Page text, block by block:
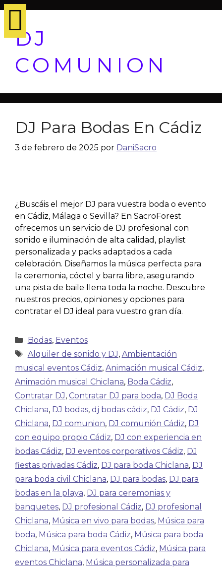
DJ
COMUNION
DJ Para Bodas En Cádiz
3 de febrero de 2025 por DaniSacro
¿Buscáis el mejor DJ para vuestra boda o evento
en Cádiz, Málaga o Sevilla? En SacroForest
ofrecemos un servicio de DJ profesional con
sonido e iluminación de alta calidad, playlist
personalizada y packs adaptados a cada
celebración. Diseñamos la música perfecta para
la ceremonia, cóctel y barra libre, asegurando
una pista de baile llena toda la noche. Descubre
nuestros precios, opiniones y opciones para
contratar el DJ ideal para vuestro gran día.
Bodas, Eventos
Alquiler de sonido y DJ, Ambientación
musical eventos Cádiz, Animación musical Cádiz,
Animación musical Chiclana, Boda Cádiz,
Contratar DJ, Contratar DJ para boda, DJ Boda
Chiclana, DJ bodas, dj bodas cádiz, DJ Cádiz, DJ
Chiclana, DJ comunion, DJ comunión Cádiz, DJ
con equipo propio Cádiz, DJ con experiencia en
bodas Cádiz, DJ eventos corporativos Cádiz, DJ
fiestas privadas Cádiz, DJ para boda Chiclana, DJ
para boda civil Chiclana, DJ para bodas, DJ para
bodas en la playa, DJ para ceremonias y
banquetes, DJ profesional Cádiz, DJ profesional
Chiclana, Música en vivo para bodas, Música para
boda, Música para boda Cádiz, Música para boda
Chiclana, Música para eventos Cádiz, Música para
eventos Chiclana, Música personalizada para